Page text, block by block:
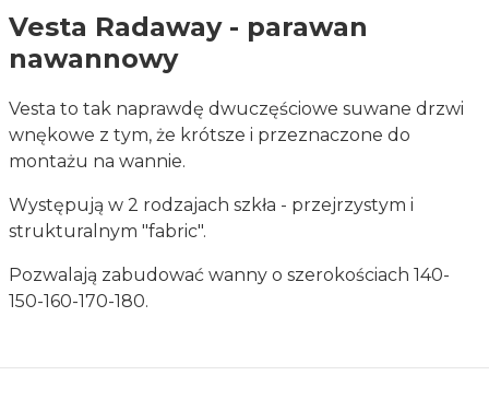
Vesta Radaway - parawan
nawannowy
Vesta to tak naprawdę dwuczęściowe suwane drzwi
wnękowe z tym, że krótsze i przeznaczone do
montażu na wannie.
Występują w 2 rodzajach szkła - przejrzystym i
strukturalnym "fabric".
Pozwalają zabudować wanny o szerokościach 140-
150-160-170-180.